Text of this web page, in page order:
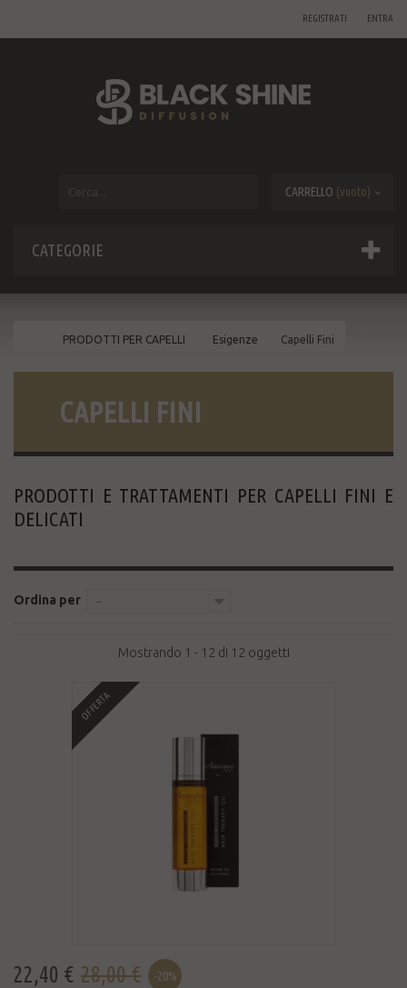
ENTRA
REGISTRATI
CARRELLO (vuoto)
CATEGORIE
PRODOTTI PER CAPELLI Esigenze Capelli Fini
CAPELLI FINI
PRODOTTI E TRATTAMENTI PER CAPELLI FINI E
DELICATI
Ordina per --
Mostrando 1 - 12 di 12 oggetti
OFFERTA
22,40 € 28,00 € -20%